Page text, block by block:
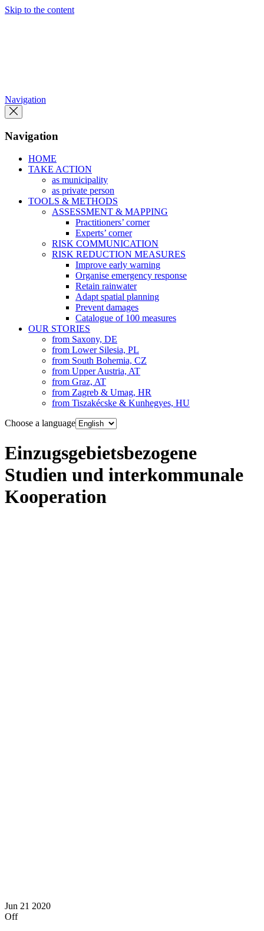
Skip to the content
Navigation
Navigation
HOME
TAKE ACTION
as municipality
as private person
TOOLS & METHODS
ASSESSMENT & MAPPING
Practitioners’ corner
Experts’ corner
RISK COMMUNICATION
RISK REDUCTION MEASURES
Improve early warning
Organise emergency response
Retain rainwater
Adapt spatial planning
Prevent damages
Catalogue of 100 measures
OUR STORIES
from Saxony, DE
from Lower Silesia, PL
from South Bohemia, CZ
from Upper Austria, AT
from Graz, AT
from Zagreb & Umag, HR
from Tiszakécske & Kunhegyes, HU
Choose a language
Einzugsgebietsbezogene
Studien und interkommunale
Kooperation
Jun 21 2020
Off